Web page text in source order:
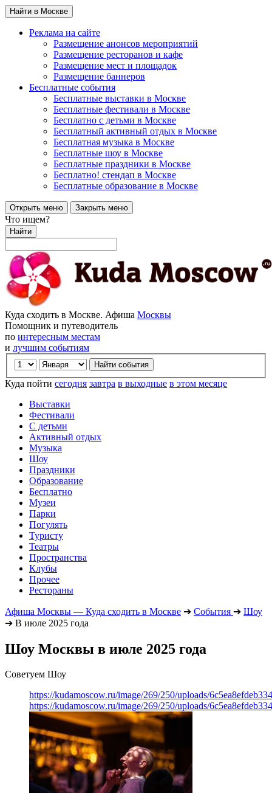
Найти в Москве
Реклама на сайте
Размещение анонсов мероприятий
Размещение ресторанов и кафе
Размещение мест и площадок
Размещение баннеров
Бесплатные события
Бесплатные выставки в Москве
Бесплатные фестивали в Москве
Бесплатно с детьми в Москве
Бесплатный активный отдых в Москве
Бесплатная музыка в Москве
Бесплатные шоу в Москве
Бесплатные праздники в Москве
Бесплатно! стендап в Москве
Бесплатные образование в Москве
Открыть меню Закрыть меню
Что ищем?
Найти
Куда сходить в Москве. Афиша Москвы
Помощник и путеводитель
по интересным местам
и лучшим событиям
Куда пойти сегодня завтра в выходные в этом месяце
Выставки
Фестивали
С детьми
Активный отдых
Музыка
Шоу
Праздники
Образование
Бесплатно
Музеи
Парки
Погулять
Туристу
Театры
Пространства
Клубы
Прочее
Рестораны
Афиша Москвы — Куда сходить в Москве ➔ События ➔ Шоу
➔ В июле 2025 года
Шоу Москвы в июле 2025 года
Советуем Шоу
https://kudamoscow.ru/image/269/250/uploads/
https://kudamoscow.ru/image/269/250/uploads/